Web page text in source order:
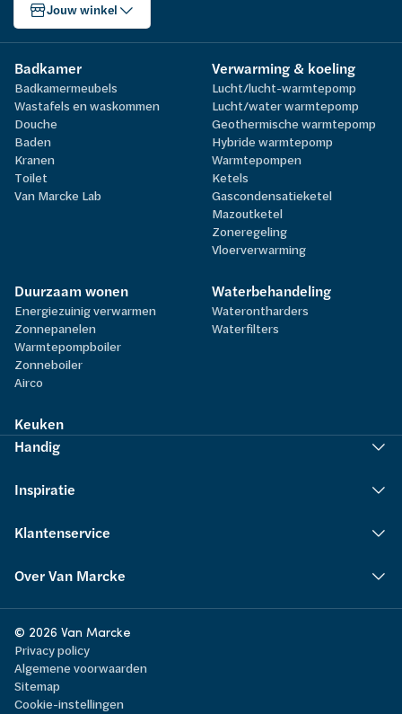
Jouw winkel
Badkamer
Badkamermeubels
Wastafels en waskommen
Douche
Baden
Kranen
Toilet
Van Marcke Lab
Verwarming & koeling
Lucht/lucht-warmtepomp
Lucht/water warmtepomp
Geothermische warmtepomp
Hybride warmtepomp
Warmtepompen
Ketels
Gascondensatieketel
Mazoutketel
Zoneregeling
Vloerverwarming
Duurzaam wonen
Energiezuinig verwarmen
Zonnepanelen
Warmtepompboiler
Zonneboiler
Airco
Waterbehandeling
Waterontharders
Waterfilters
Keuken
Handig
Inspiratie
Klantenservice
Over Van Marcke
© 2026 Van Marcke
Privacy policy
Algemene voorwaarden
Sitemap
Cookie-instellingen